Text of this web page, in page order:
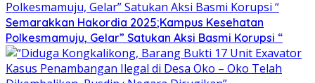
Semarakkan Hakordia 2025;Kampus Kesehatan
Polkesmamuju, Gelar” Satukan Aksi Basmi Korupsi “